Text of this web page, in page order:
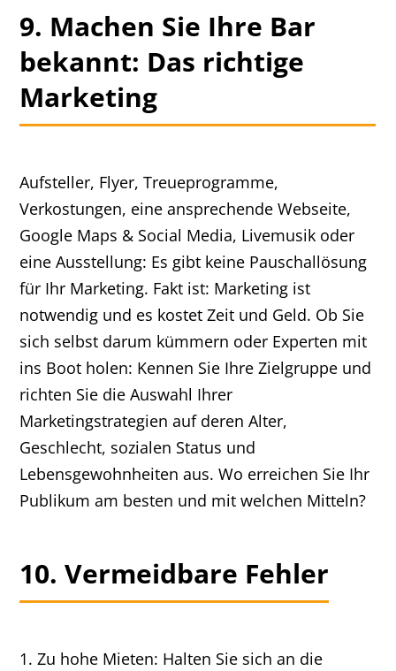
9. Machen Sie Ihre Bar
bekannt: Das richtige
Marketing
Aufsteller, Flyer, Treueprogramme,
Verkostungen, eine ansprechende Webseite,
Google Maps & Social Media, Livemusik oder
eine Ausstellung: Es gibt keine Pauschallösung
für Ihr Marketing. Fakt ist: Marketing ist
notwendig und es kostet Zeit und Geld. Ob Sie
sich selbst darum kümmern oder Experten mit
ins Boot holen: Kennen Sie Ihre Zielgruppe und
richten Sie die Auswahl Ihrer
Marketingstrategien auf deren Alter,
Geschlecht, sozialen Status und
Lebensgewohnheiten aus. Wo erreichen Sie Ihr
Publikum am besten und mit welchen Mitteln?
10. Vermeidbare Fehler
1. Zu hohe Mieten: Halten Sie sich an die